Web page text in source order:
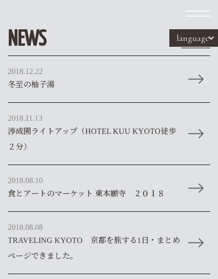
language
NEWS Year
2018.12.22
冬至の柚子湯
2018.11.13
渉成園ライトアップ（HOTEL KUU KYOTO徒歩
２分）
2018.08.10
食とアートのマーケット 東本願寺 ２０１８
2018.08.08
TRAVELING KYOTO 京都を旅する1日・まとめ
ページできました。